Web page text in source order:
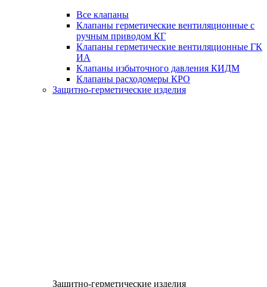
Все клапаны
Клапаны герметические вентиляционные с
ручным приводом КГ
Клапаны герметические вентиляционные ГК
ИА
Клапаны избыточного давления КИДМ
Клапаны расходомеры КРО
Защитно-герметические изделия
Защитно-герметические изделия